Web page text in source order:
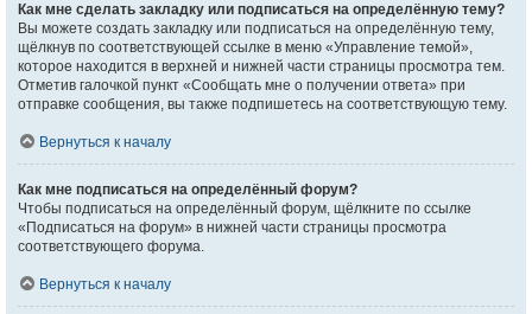
Как мне сделать закладку или подписаться на определённую тему?
Вы можете создать закладку или подписаться на определённую тему,
щёлкнув по соответствующей ссылке в меню «Управление темой»,
которое находится в верхней и нижней части страницы просмотра тем.
Отметив галочкой пункт «Сообщать мне о получении ответа» при
отправке сообщения, вы также подпишетесь на соответствующую тему.
Вернуться к началу
Как мне подписаться на определённый форум?
Чтобы подписаться на определённый форум, щёлкните по ссылке
«Подписаться на форум» в нижней части страницы просмотра
соответствующего форума.
Вернуться к началу